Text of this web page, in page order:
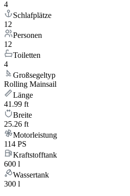
4
Schlafplätze
12
Personen
12
Toiletten
4
Großsegeltyp
Rolling Mainsail
Länge
41.99 ft
Breite
25.26 ft
Motorleistung
114 PS
Kraftstofftank
600 l
Wassertank
300 l